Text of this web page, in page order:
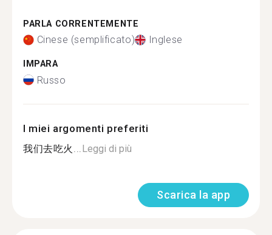
PARLA CORRENTEMENTE
Cinese (semplificato) Inglese
IMPARA
Russo
I miei argomenti preferiti
我们去吃火... Leggi di più
Scarica la app